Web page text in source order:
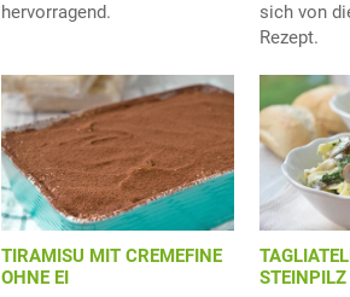
hervorragend.
sich von
Rezept.
TIRAMISU MIT CREMEFINE
OHNE EI
STEINPILZ